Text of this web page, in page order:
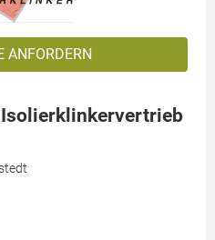
ANFORDERN
Isolierklinkervertrieb